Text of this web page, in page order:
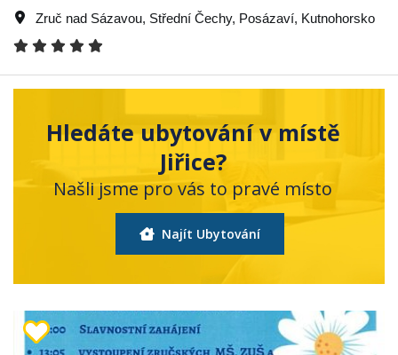
Zruč nad Sázavou, Střední Čechy, Posázaví, Kutnohorsko
Hledáte ubytování v místě
Jiřice?
Našli jsme pro vás to pravé místo
Najít Ubytování